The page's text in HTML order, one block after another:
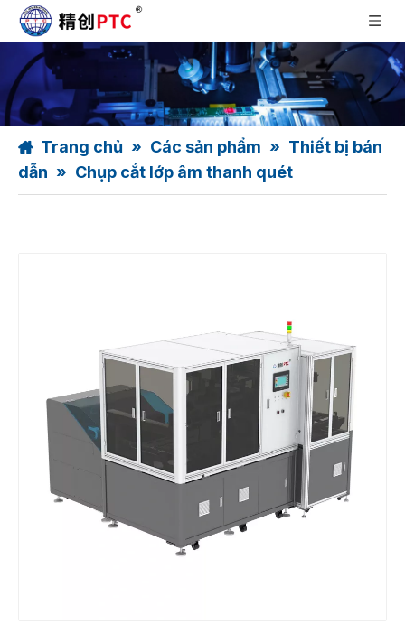
Trang chủ » Các sản phẩm » Thiết bị bán
dẫn » Chụp cắt lớp âm thanh quét